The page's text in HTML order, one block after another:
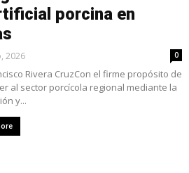
porcina en
2026 0
Rivera CruzCon el firme propósito de
al sector porcícola regional mediante la
y...